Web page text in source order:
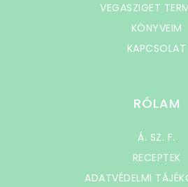
VEGASZIGET
KÖNYVEIM
KAPCSOLAT
RÓLAM
Á. SZ. F.
RECEPTEK
ADATVÉDELMI